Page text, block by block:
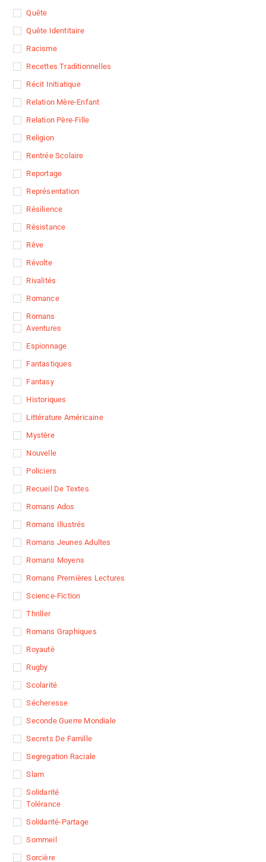
Quête
Quête Identitaire
Racisme
Recettes Traditionnelles
Récit Initiatique
Relation Mère-Enfant
Relation Père-Fille
Religion
Rentrée Scolaire
Reportage
Représentation
Résilience
Résistance
Rêve
Révolte
Rivalités
Romance
Romans
Aventures
Espionnage
Fantastiques
Fantasy
Historiques
Littérature Américaine
Mystère
Nouvelle
Policiers
Recueil De Textes
Romans Ados
Romans Illustrés
Romans Jeunes Adultes
Romans Moyens
Romans Premières Lectures
Science-Fiction
Thriller
Romans Graphiques
Royauté
Rugby
Scolarité
Sécheresse
Seconde Guerre Mondiale
Secrets De Famille
Segregation Raciale
Slam
Solidarité
Tolérance
Solidarité-Partage
Sommeil
Sorcière